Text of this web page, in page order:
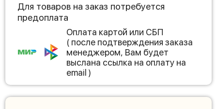
Для товаров на заказ потребуется
предоплата
Оплата картой или СБП
( после подтверждения заказа
менеджером, Вам будет
выслана ссылка на оплату на
email )